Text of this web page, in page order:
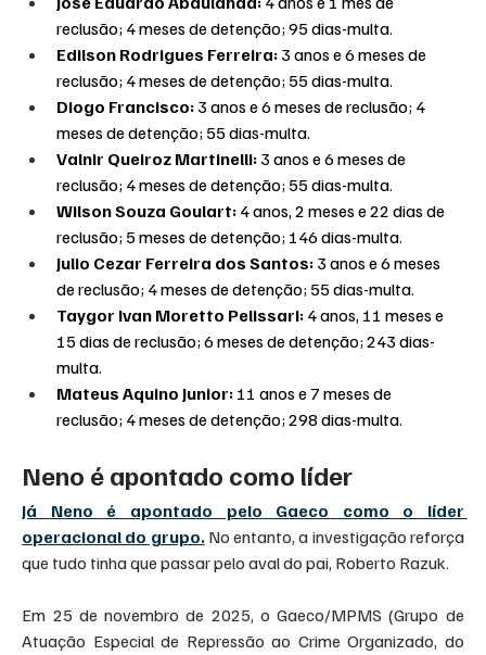
reclusão; 4 meses de detenção; 95 dias-multa.
Edilson Rodrigues Ferreira: 3 anos e 6 meses de
reclusão; 4 meses de detenção; 55 dias-multa.
Diogo Francisco: 3 anos e 6 meses de reclusão; 4
meses de detenção; 55 dias-multa.
Valnir Queiroz Martinelli: 3 anos e 6 meses de
reclusão; 4 meses de detenção; 55 dias-multa.
Wilson Souza Goulart: 4 anos, 2 meses e 22 dias de
reclusão; 5 meses de detenção; 146 dias-multa.
Julio Cezar Ferreira dos Santos: 3 anos e 6 meses
de reclusão; 4 meses de detenção; 55 dias-multa.
Taygor Ivan Moretto Pelissari: 4 anos, 11 meses e
15 dias de reclusão; 6 meses de detenção; 243 dias-
multa.
Mateus Aquino Junior: 11 anos e 7 meses de
reclusão; 4 meses de detenção; 298 dias-multa.
Neno é apontado como líder
Já Neno é apontado pelo Gaeco como o líder
operacional do grupo. No entanto, a investigação reforça
que tudo tinha que passar pelo aval do pai, Roberto Razuk.
Em 25 de novembro de 2025, o Gaeco/MPMS (Grupo de
Atuação Especial de Repressão ao Crime Organizado, do